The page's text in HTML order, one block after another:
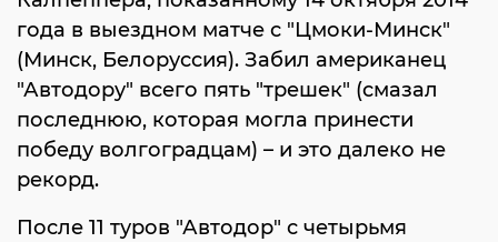
года в выездном матче с "Цмоки-Минск"
(Минск, Белоруссия). Забил американец
"Автодору" всего пять "трешек" (смазал
последнюю, которая могла принести
победу волгоградцам) – и это далеко не
рекорд.
После 11 туров "Автодор" с четырьмя